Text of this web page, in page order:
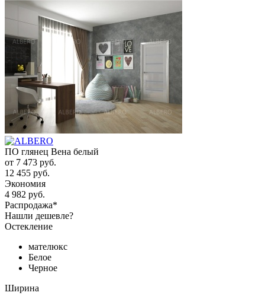
ПО глянец Вена белый
от 7 473 руб.
12 455 руб.
Экономия
4 982 руб.
Распродажа*
Нашли дешевле?
Остекление
мателюкс
Белое
Черное
Ширина